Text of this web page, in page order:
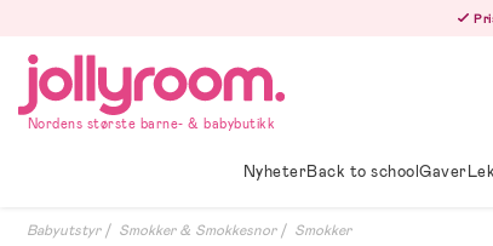
innehållet
Nordens største barne- & babybutikk
NyheterBack to schoolGaver
Babyutstyr Smokker & Smokkesnor Smokker